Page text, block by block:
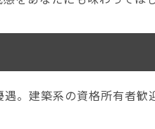
。建築系の資格所有者歓